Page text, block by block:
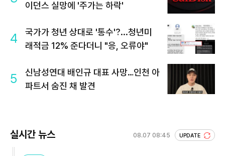
이던스 실망에 '주가는 하락'
4
국가가 청년 상대로 '통수'?...청년미
래적금 12% 준다더니 "응, 오류야"
5
신남성연대 배인규 대표 사망…인천 아
파트서 숨진 채 발견
실시간 뉴스 08.07 08:45 UPDATE